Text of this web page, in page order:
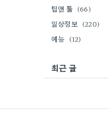
팁앤 툴 (66)
일상정보 (220)
예능 (12)
최근 글